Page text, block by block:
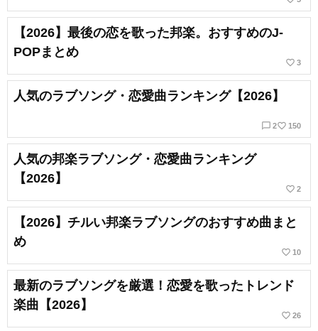
【2026】最後の恋を歌った邦楽。おすすめのJ-
POPまとめ
favorite_border 3
人気のラブソング・恋愛曲ランキング【2026】
chat_bubble_outline 2favorite_border 150
人気の邦楽ラブソング・恋愛曲ランキング
【2026】
favorite_border 2
【2026】チルい邦楽ラブソングのおすすめ曲まと
め
favorite_border 10
最新のラブソングを厳選！恋愛を歌ったトレンド
楽曲【2026】
favorite_border 26